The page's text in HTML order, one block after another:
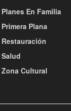
Planes En Familia
Primera Plana
Restauración
Salud
Zona Cultural